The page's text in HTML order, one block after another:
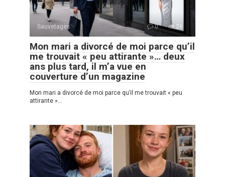
Sauvetages 0 26
Mon mari a divorcé de moi parce qu’il
me trouvait « peu attirante »… deux
ans plus tard, il m’a vue en
couverture d’un magazine
Mon mari a divorcé de moi parce qu’il me trouvait « peu
attirante »…